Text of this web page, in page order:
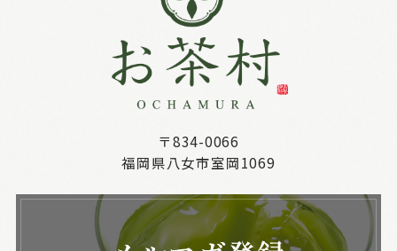
〒834-0066
福岡県八女市室岡1069